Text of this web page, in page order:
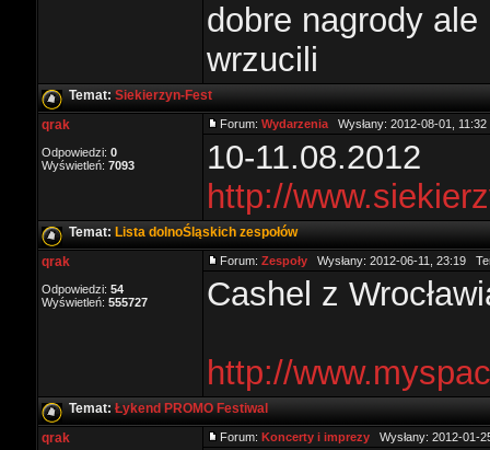
dobre nagrody
wrzucili
Temat: Siekierzyn-Fest
qrak
Odpowiedzi: 0
Wyświetleń: 7093
Forum: Wydarzenia Wysłany: 2012-08-01,
10-11.08.2012
http://
Temat: Lista dolnoŚląskich zespołów
qrak
Odpowiedzi: 54
Wyświetleń: 555727
Forum: Zespoły Wysłany: 2012-06-11, 23:19
Cashel z
http://
Temat: Łykend PROMO Festiwal
qrak
Forum: Koncerty i imprezy Wysłany: 2012-01-